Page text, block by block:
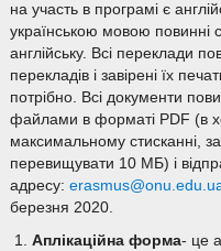
на участь в програмі є
українською мовою повинні
англійську. Всі переклади
перекладів і завірені їх
потрібно. Всі документи
файлами в форматі PDF (в
максимальному стисканні,
перевищувати 10 МБ) і
адресу:
березня 2020.
Аплікаційна форма- це